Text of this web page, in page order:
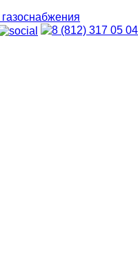
8 (812) 317 05 04